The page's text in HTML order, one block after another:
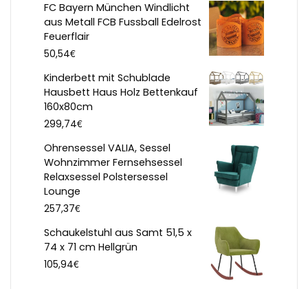
FC Bayern München Windlicht
aus Metall FCB Fussball Edelrost
Feuerflair
50,54€
Kinderbett mit Schublade
Hausbett Haus Holz Bettenkauf
160x80cm
299,74€
Ohrensessel VALIA, Sessel
Wohnzimmer Fernsehsessel
Relaxsessel Polstersessel
Lounge
257,37€
Schaukelstuhl aus Samt 51,5 x
74 x 71 cm Hellgrün
105,94€